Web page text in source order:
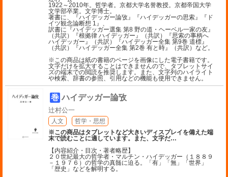
1922～2010年。哲学者。京都大学名誉教授。京都帝国大学
文学部卒業。文学博士。
著書に、『ハイデッガー論攷』『ハイデッガーの思索』『ド
イツ観念論断想 1』、
訳書に『ハイデッガー選集 第8 野の道・ヘーベル一家の友』
（共訳）『根拠律 ハイデッガー』（共訳）『思索の事柄へ
ハイデッガー』（共訳）『ハイデッガー全集 第9巻 道標』
（共訳）『ハイデッガー全集 第2巻 有と時』（共訳）など。
※この商品は紙の書籍のページを画像にした電子書籍です。
文字だけを拡大することはできませんので、タブレットサイ
ズの端末での閲読を推奨します。また、文字列のハイライト
や検索、辞書の参照、引用などの機能も使用できません。
巻 ハイデッガー論攷
辻村公一
人文
哲学・思想
※この商品はタブレットなど大きいディスプレイを備えた端
末で読むことに適しています。また、文字だ…
【内容紹介・目次・著者略歴】
２０世紀最大の哲学者・マルチン・ハイデッガー（１８８９
－１９７６）の哲学の真髄に迫る。「有」「無」「世界」
「歴史」などを解明する。